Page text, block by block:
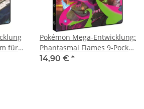
für
Pokémon Mega-Entwicklung:
Phantasmal Flames 9-Pocket
Sammelalbum für 252
14,90 € *